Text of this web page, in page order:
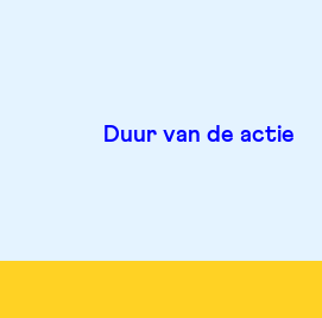
Duur van de actie